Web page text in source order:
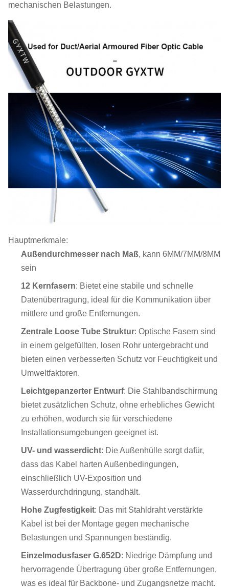
mechanischen Belastungen.
Hauptmerkmale:
Außendurchmesser nach Maß, kann 6MM/7MM/8MM
sein
12 Kernfasern: Bietet eine stabile und schnelle
Datenübertragung, ideal für die Kommunikation über
mittlere und große Entfernungen.
Zentrale Loose Tube Struktur: Optische Fasern sind
in einem gelgefüllten, losen Rohr untergebracht und
bieten einen verbesserten Schutz vor Feuchtigkeit und
Umweltfaktoren.
Leichtgepanzerter Entwurf: Die Stahlbandschirmung
bietet zusätzlichen Schutz, ohne erhebliches Gewicht
zu erhöhen, wodurch sie für verschiedene
Installationsumgebungen geeignet ist.
UV- und wasserdicht: Die Außenhülle sorgt dafür,
dass das Kabel harten Außenbedingungen,
einschließlich UV-Exposition und
Wasserdurchdringung, standhält.
Hohe Zugfestigkeit: Das mit Stahldraht verstärkte
Kabel ist bei der Montage gegen mechanische
Belastungen und Spannungen beständig.
Einzelmodusfaser G.652D: Niedrige Dämpfung und
hervorragende Übertragung über große Entfernungen,
was es ideal für Backbone- und Zugangsnetze macht.